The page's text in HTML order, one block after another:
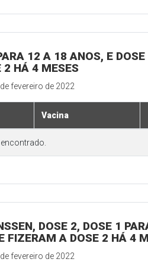
12 A 18 ANOS, E
2 HÁ 4 MESES
fevereiro de 2022
Vacina
DOSE 2, DOSE 1
FIZERAM A DOSE 2 HÁ 4
fevereiro de 2022